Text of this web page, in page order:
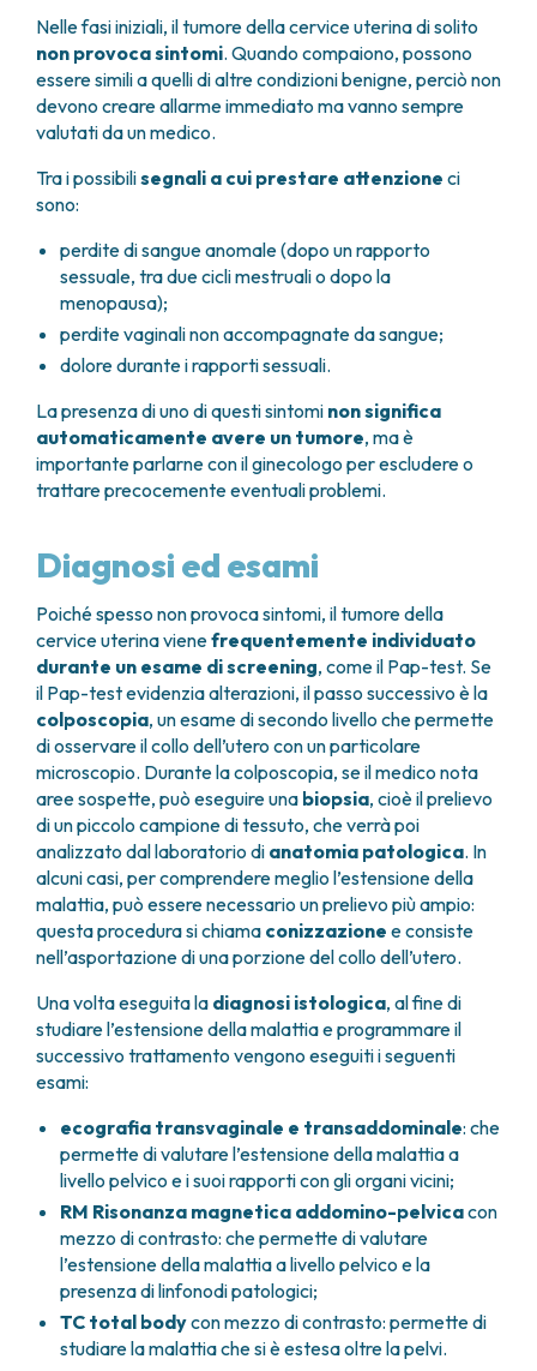
Nelle fasi iniziali, il tumore della cervice uterina di solito
non provoca sintomi. Quando compaiono, possono
essere simili a quelli di altre condizioni benigne, perciò non
devono creare allarme immediato ma vanno sempre
valutati da un medico.
Tra i possibilisegnali a cui prestare attenzione ci
sono:
perdite di sangue anomale (dopo un rapporto
sessuale, tra due cicli mestruali o dopo la
menopausa);
perdite vaginali non accompagnate da sangue;
dolore durante i rapporti sessuali.
La presenza di uno di questi sintomi non significa
automaticamente avere un tumore, ma è
importante parlarne con il ginecologo per escludere o
trattare precocemente eventuali problemi.
Diagnosi ed esami
Poiché spesso non provoca sintomi, il tumore della
cervice uterina vienefrequentemente individuato
durante un esame di screening, come il Pap-test. Se
il Pap-test evidenzia alterazioni, il passo successivo è la
colposcopia, un esame di secondo livello che permette
di osservare il collo dell’utero con un particolare
microscopio. Durante la colposcopia, se il medico nota
aree sospette, può eseguire una biopsia, cioè il prelievo
di un piccolo campione di tessuto, che verrà poi
analizzato dal laboratorio di anatomia patologica. In
alcuni casi, per comprendere meglio l’estensione della
malattia, può essere necessario un prelievo più ampio:
questa procedura si chiama conizzazione e consiste
nell’asportazione di una porzione del collo dell’utero.
Una volta eseguita la diagnosi istologica, al fine di
studiare l’estensione della malattia e programmare il
successivo trattamento vengono eseguiti i seguenti
esami:
ecografia transvaginale e transaddominale: che
permette di valutare l’estensione della malattia a
livello pelvico e i suoi rapporti con gli organi vicini;
RM Risonanza magnetica addomino-pelvicacon
mezzo di contrasto: che permette di valutare
l’estensione della malattia a livello pelvico e la
presenza di linfonodi patologici;
TC total bodycon mezzo di contrasto: permette di
studiare la malattia che si è estesa oltre la pelvi.